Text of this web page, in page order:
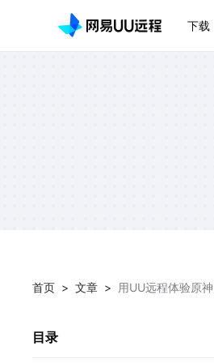
下载
首页 > 文章 > 用UU远程体验原
目录